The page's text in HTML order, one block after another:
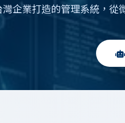
企業打造的管理系統，從